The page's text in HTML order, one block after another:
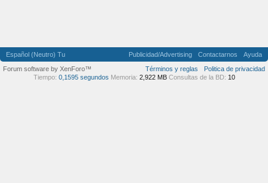
Español (Neutro) Tu Publicidad/Advertising Contactarnos
Ayuda
Términos y reglas
Politica de privacidad
Forum software by XenForo™
Tiempo: 0,1595 segundos Memoria: 2,922 MB Consultas de la BD: 10